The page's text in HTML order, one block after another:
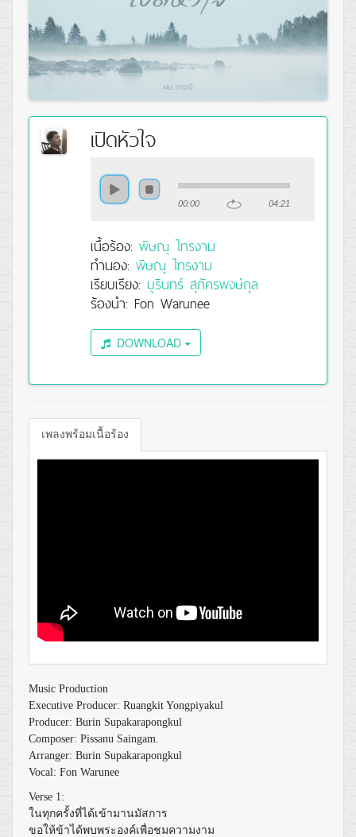
เปิดหัวใจ
00:00 04:21
เนื้อร้อง:พิษณุ ไทรงาม
ทำนอง:พิษณุ ไทรงาม
เรียบเรียง:บุรินทร์ สุภัครพงษ์กุล
ร้องนำ: Fon Warunee
DOWNLOAD
เพลงพร้อมเนื้อร้อง
Music Production
Executive Producer: Ruangkit Yongpiyakul
Producer: Burin Supakarapongkul
Composer: Pissanu Saingam.
Arranger: Burin Supakarapongkul
Vocal: Fon Warunee
Verse 1:
ในทุกครั้งที่ได้เข้ามานมัสการ
ขอให้ข้าได้พบพระองค์เพื่อชมความงาม